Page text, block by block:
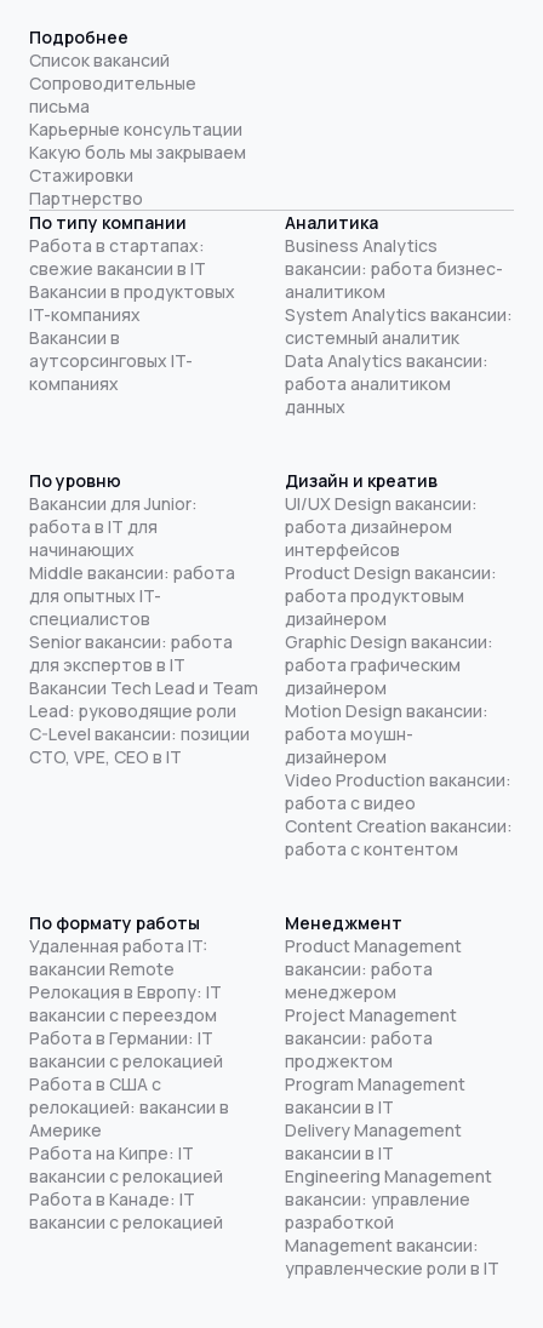
Подробнее
Список вакансий
Сопроводительные
письма
Карьерные консультации
Какую боль мы закрываем
Стажировки
Партнерство
По типу компании
Работа в стартапах:
свежие вакансии в IT
Вакансии в продуктовых
IT-компаниях
Вакансии в
аутсорсинговых IT-
компаниях
Аналитика
Business Analytics
вакансии: работа бизнес-
аналитиком
System Analytics вакансии:
системный аналитик
Data Analytics вакансии:
работа аналитиком
данных
По уровню
Вакансии для Junior:
работа в IT для
начинающих
Middle вакансии: работа
для опытных IT-
специалистов
Senior вакансии: работа
для экспертов в IT
Вакансии Tech Lead и Team
Lead: руководящие роли
C-Level вакансии: позиции
CTO, VPE, CEO в IT
Дизайн и креатив
UI/UX Design вакансии:
работа дизайнером
интерфейсов
Product Design вакансии:
работа продуктовым
дизайнером
Graphic Design вакансии:
работа графическим
дизайнером
Motion Design вакансии:
работа моушн-
дизайнером
Video Production вакансии:
работа с видео
Content Creation вакансии:
работа с контентом
По формату работы
Удаленная работа IT:
вакансии Remote
Релокация в Европу: IT
вакансии с переездом
Работа в Германии: IT
вакансии с релокацией
Работа в США с
релокацией: вакансии в
Америке
Работа на Кипре: IT
вакансии с релокацией
Работа в Канаде: IT
вакансии с релокацией
Менеджмент
Product Management
вакансии: работа
менеджером
Project Management
вакансии: работа
проджектом
Program Management
вакансии в IT
Delivery Management
вакансии в IT
Engineering Management
вакансии: управление
разработкой
Management вакансии:
управленческие роли в IT